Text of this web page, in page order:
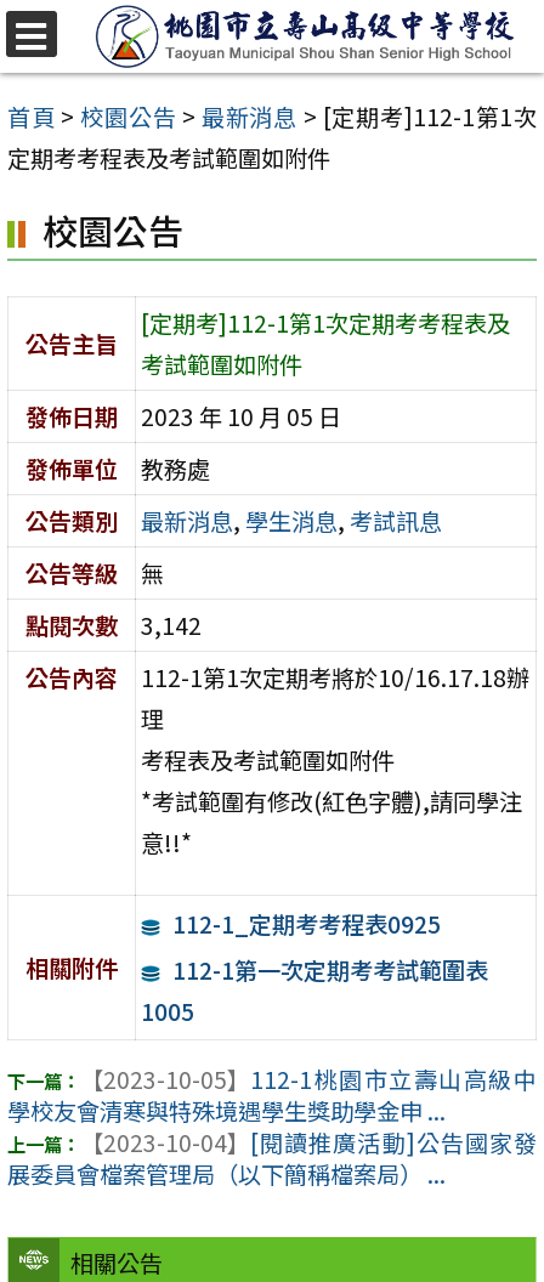
跳
至
主
要
容
區
首頁 >校園公告 > 最新消息 > [定期考]112-1第1次
定期考考程表及考試範圍如附件
相關公告
校園公告
公告主旨
[定期考]112-1第1次定期考考程表及
考試範圍如附件
發佈日期
2023 年 10 月 05 日
發佈單位
教務處
公告類別
最新消息, 學生消息, 考試訊息
公告等級
無
點閱次數
3,142
公告內容
112-1第1次定期考將於10/16.17.18辦
理
考程表及考試範圍如附件
*考試範圍有修改(紅色字體),請同學注
意!!*
相關附件
112-1_定期考考程表0925
112-1第一次定期考考試範圍表
1005
【2023-10-05】 112-1桃園市立壽山高級中
學校友會清寒與特殊境遇學生獎助學金申 ...
【2023-10-04】 [閱讀推廣活動]公告國家發
展委員會檔案管理局（以下簡稱檔案局） ...
選
單